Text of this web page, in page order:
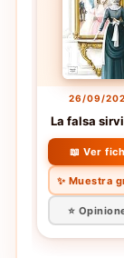
26/09/
La falsa
📖 Ver
⭐